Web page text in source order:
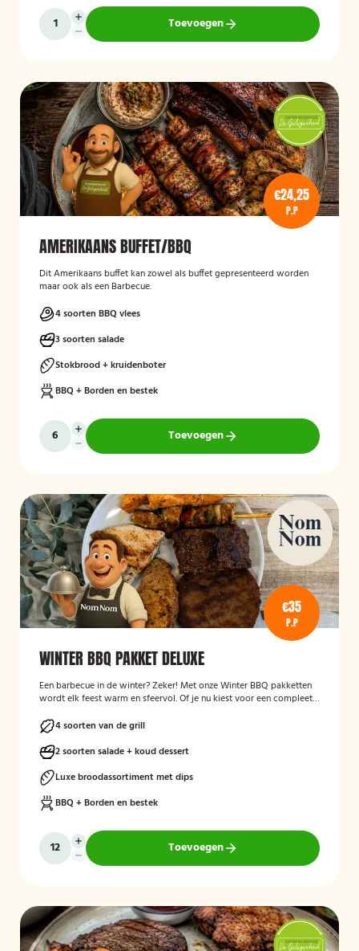
Toevoegen
€24,25
P.P
AMERIKAANS BUFFET/BBQ
Dit Amerikaans buffet kan zowel als buffet gepresenteerd worden
maar ook als een Barbecue.
4 soorten BBQ vlees
3 soorten salade
Stokbrood + kruidenboter
BBQ + Borden en bestek
Toevoegen
€35
P.P
WINTER BBQ PAKKET DELUXE
Een barbecue in de winter? Zeker! Met onze Winter BBQ pakketten
wordt elk feest warm en sfeervol. Of je nu kiest voor een compleet
met een bezorgpakket: wij zorgen dat alles klopt.
4 soorten van de grill
2 soorten salade + koud dessert
Luxe broodassortiment met dips
BBQ + Borden en bestek
Toevoegen